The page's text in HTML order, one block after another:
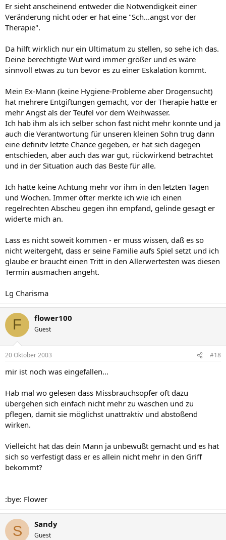
Er sieht anscheinend entweder die Notwendigkeit einer
Veränderung nicht oder er hat eine "Sch...angst vor der
Therapie".
Da hilft wirklich nur ein Ultimatum zu stellen, so sehe ich das.
Deine berechtigte Wut wird immer größer und es wäre
sinnvoll etwas zu tun bevor es zu einer Eskalation kommt.
Mein Ex-Mann (keine Hygiene-Probleme aber Drogensucht)
hat mehrere Entgiftungen gemacht, vor der Therapie hatte er
mehr Angst als der Teufel vor dem Weihwasser.
Ich hab ihm als ich selber schon fast nicht mehr konnte und ja
auch die Verantwortung für unseren kleinen Sohn trug dann
eine definitv letzte Chance gegeben, er hat sich dagegen
entschieden, aber auch das war gut, rückwirkend betrachtet
und in der Situation auch das Beste für alle.
Ich hatte keine Achtung mehr vor ihm in den letzten Tagen
und Wochen. Immer öfter merkte ich wie ich einen
regelrechten Abscheu gegen ihn empfand, gelinde gesagt er
widerte mich an.
Lass es nicht soweit kommen - er muss wissen, daß es so
nicht weitergeht, dass er seine Familie aufs Spiel setzt und ich
glaube er braucht einen Tritt in den Allerwertesten was diesen
Termin ausmachen angeht.
Lg Charisma
F flower100
Guest
20 Oktober 2003 #18
mir ist noch was eingefallen...
Hab mal wo gelesen dass Missbrauchsopfer oft dazu
übergehen sich einfach nicht mehr zu waschen und zu
pflegen, damit sie möglichst unattraktiv und abstoßend
wirken.
Vielleicht hat das dein Mann ja unbewußt gemacht und es hat
sich so verfestigt dass er es allein nicht mehr in den Griff
bekommt?
:bye: Flower
S Sandy
Guest